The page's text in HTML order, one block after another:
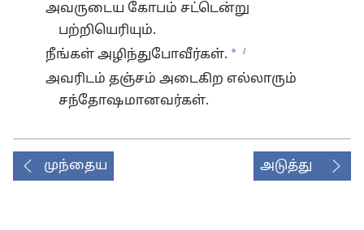
அவருடைய கோபம் சட்டென்று
பற்றியெரியும்.
நீங்கள் அழிந்துபோவீர்கள். * l
அவரிடம் தஞ்சம் அடைகிற எல்லாரும்
சந்தோஷமானவர்கள்.
முந்தைய அடுத்து